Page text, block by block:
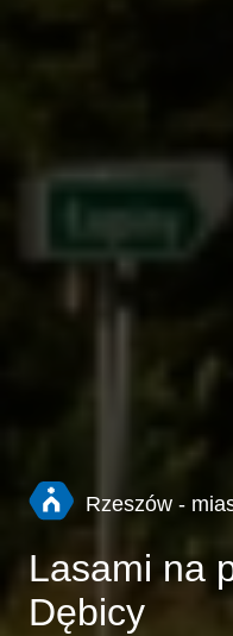
Rzeszów -
Lasami na
Dębicy